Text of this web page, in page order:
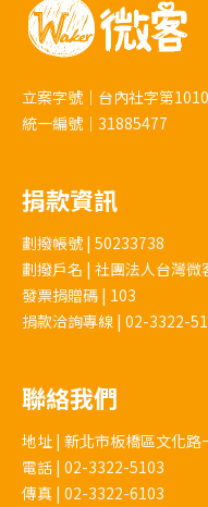
立案字號｜台內社字第
統一編號｜31885477
捐款資訊
劃撥帳號 | 50233738
劃撥戶名 | 社團法人台灣微
發票捐贈碼 | 103
捐款洽詢專線 | 02-3322-
聯絡我們
地址 | 新北市板橋區文化
電話 | 02-3322-5103
傳真 | 02-3322-6103